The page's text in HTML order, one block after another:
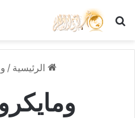
بحث عن
الرئيسية /